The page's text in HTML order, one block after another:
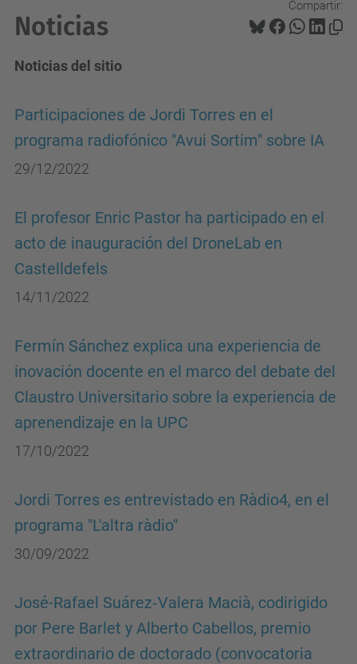
Compartir:
Noticias
Noticias del sitio
Participaciones de Jordi Torres en el
programa radiofónico "Avui Sortim" sobre IA
29/12/2022
El profesor Enric Pastor ha participado en el
acto de inauguración del DroneLab en
Castelldefels
14/11/2022
Fermín Sánchez explica una experiencia de
inovación docente en el marco del debate del
Claustro Universitario sobre la experiencia de
aprenendizaje en la UPC
17/10/2022
Jordi Torres es entrevistado en Ràdio4, en el
programa "L'altra ràdio"
30/09/2022
José-Rafael Suárez‐Valera Macià, codirigido
por Pere Barlet y Alberto Cabellos, premio
extraordinario de doctorado (convocatoria